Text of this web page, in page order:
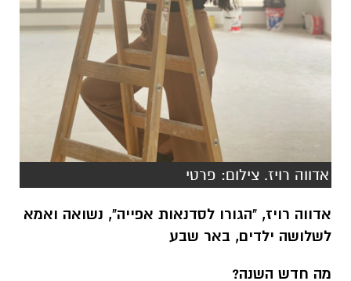
אדווה רויז. צילום: פרטי
אדווה רויז, "הגורו לסדנאות אפייה", נשואה ואמא
לשלושה ילדים, באר שבע
מה חדש השנה?